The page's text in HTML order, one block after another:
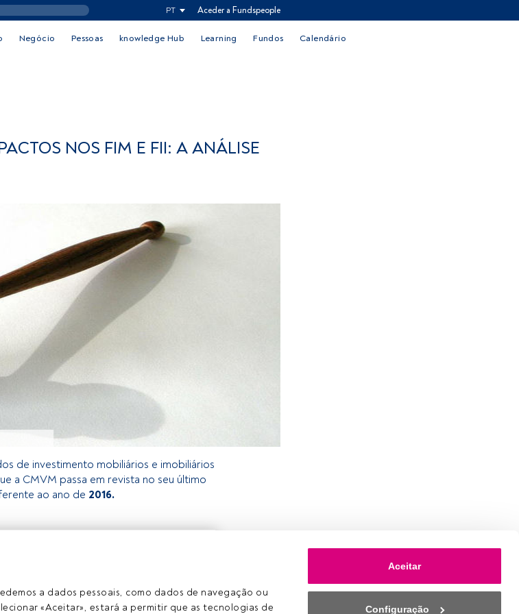
a dados pessoais, como dados de navegação ou
«Aceitar», estará a permitir que as tecnologias de
Aceitar
Configuração
PT Aceder a Fundspeople
Negócio Pessoas knowledge Hub Learning Fundos Calendário
NOS FIM E FII: A ANÁLISE
de investimento mobiliários e imobiliários
a CMVM passa em revista no seu último
ao ano de 2016.
Login. Se ainda não tem conta,